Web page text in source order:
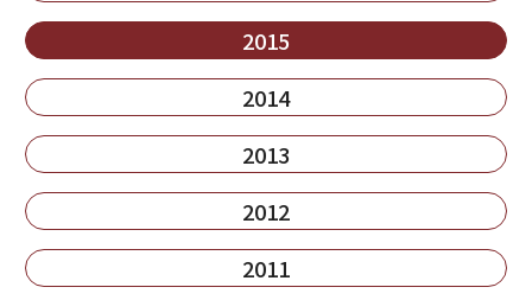
2015
2014
2013
2012
2011